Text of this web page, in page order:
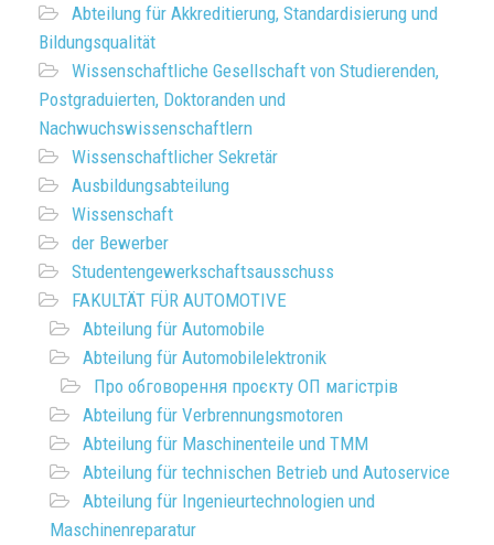
Abteilung für Akkreditierung, Standardisierung und
Bildungsqualität
Wissenschaftliche Gesellschaft von Studierenden,
Postgraduierten, Doktoranden und
Nachwuchswissenschaftlern
Wissenschaftlicher Sekretär
Ausbildungsabteilung
Wissenschaft
der Bewerber
Studentengewerkschaftsausschuss
FAKULTÄT FÜR AUTOMOTIVE
Abteilung für Automobile
Abteilung für Automobilelektronik
Про обговорення проєкту ОП магістрів
Abteilung für Verbrennungsmotoren
Abteilung für Maschinenteile und TMM
Abteilung für technischen Betrieb und Autoservice
Abteilung für Ingenieurtechnologien und
Maschinenreparatur